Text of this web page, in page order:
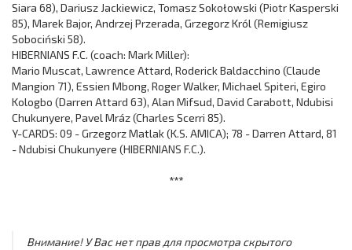
Siara 68), Dariusz Jackiewicz, Tomasz Sokołowski (Piotr Kasperski
85), Marek Bajor, Andrzej Przerada, Grzegorz Król (Remigiusz
Sobociński 58).
HIBERNIANS F.C. (coach: Mark Miller):
Mario Muscat, Lawrence Attard, Roderick Baldacchino (Claude
Mangion 71), Essien Mbong, Roger Walker, Michael Spiteri, Egiro
Kologbo (Darren Attard 63), Alan Mifsud, David Carabott, Ndubisi
Chukunyere, Pavel Mráz (Charles Scerri 85).
Y-CARDS: 09 - Grzegorz Matlak (K.S. AMICA); 78 - Darren Attard, 81
- Ndubisi Chukunyere (HIBERNIANS F.C.).
***
Внимание! У Вас нет прав для просмотра скрытого